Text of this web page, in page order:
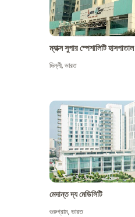
ম্যাক্স সুপার স্পেশালিটি হাসপাতাল
দিল্লী,ভারত
মেদান্ত দ্য মেডিসিটি
গুরুগ্রাম,ভারত